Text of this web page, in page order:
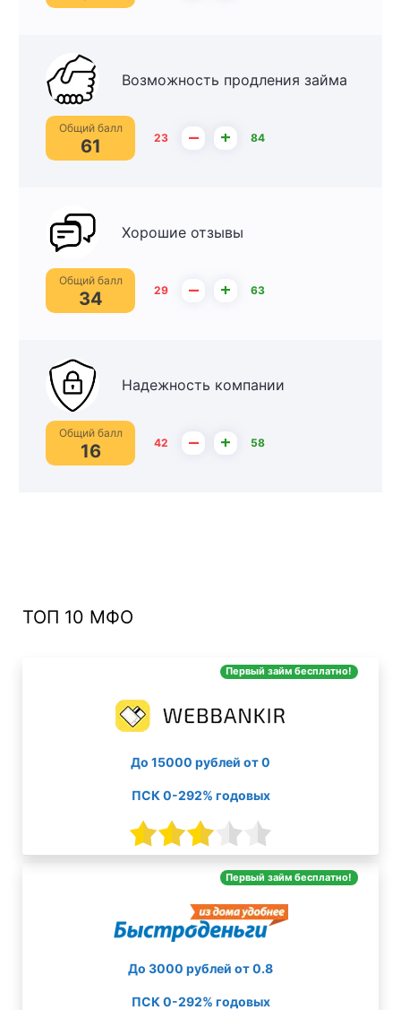
Возможность продления займа
Общий балл
61 23 – + 84
Хорошие отзывы
Общий балл
34 29 – + 63
Надежность компании
Общий балл
16 42 – + 58
ТОП 10 МФО
Первый займ бесплатно!
До 15000 рублей от 0
ПСК 0-292% годовых
Первый займ бесплатно!
До 3000 рублей от 0.8
ПСК 0-292% годовых